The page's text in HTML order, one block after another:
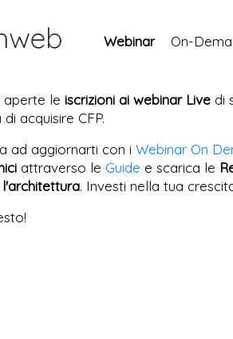
Webinar On-
aperte le iscrizioni ai webinar Live di
acquisire CFP.
ad aggiornarti con i Webinar On
attraverso le Guide e scarica le
l'architettura. Investi nella tua